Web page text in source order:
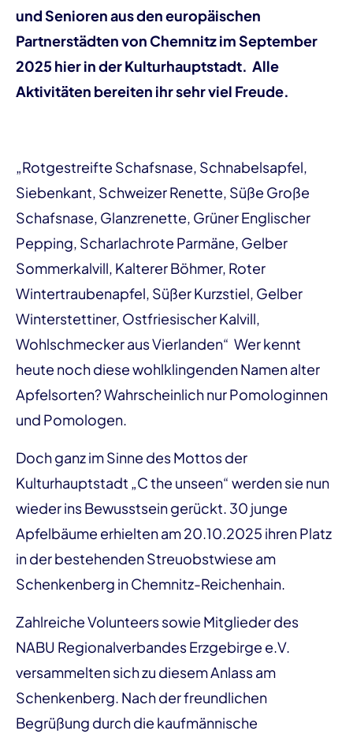
und Senioren aus den europäischen
Partnerstädten von Chemnitz im September
2025 hier in der Kulturhauptstadt. Alle
Aktivitäten bereiten ihr sehr viel Freude.
„Rotgestreifte Schafsnase, Schnabelsapfel,
Siebenkant, Schweizer Renette, Süße Große
Schafsnase, Glanzrenette, Grüner Englischer
Pepping, Scharlachrote Parmäne, Gelber
Sommerkalvill, Kalterer Böhmer, Roter
Wintertraubenapfel, Süßer Kurzstiel, Gelber
Winterstettiner, Ostfriesischer Kalvill,
Wohlschmecker aus Vierlanden“ Wer kennt
heute noch diese wohlklingenden Namen alter
Apfelsorten? Wahrscheinlich nur Pomologinnen
und Pomologen.
Doch ganz im Sinne des Mottos der
Kulturhauptstadt „C the unseen“ werden sie nun
wieder ins Bewusstsein gerückt. 30 junge
Apfelbäume erhielten am 20.10.2025 ihren Platz
in der bestehenden Streuobstwiese am
Schenkenberg in Chemnitz-Reichenhain.
Zahlreiche Volunteers sowie Mitglieder des
NABU Regionalverbandes Erzgebirge e.V.
versammelten sich zu diesem Anlass am
Schenkenberg. Nach der freundlichen
Begrüßung durch die kaufmännische